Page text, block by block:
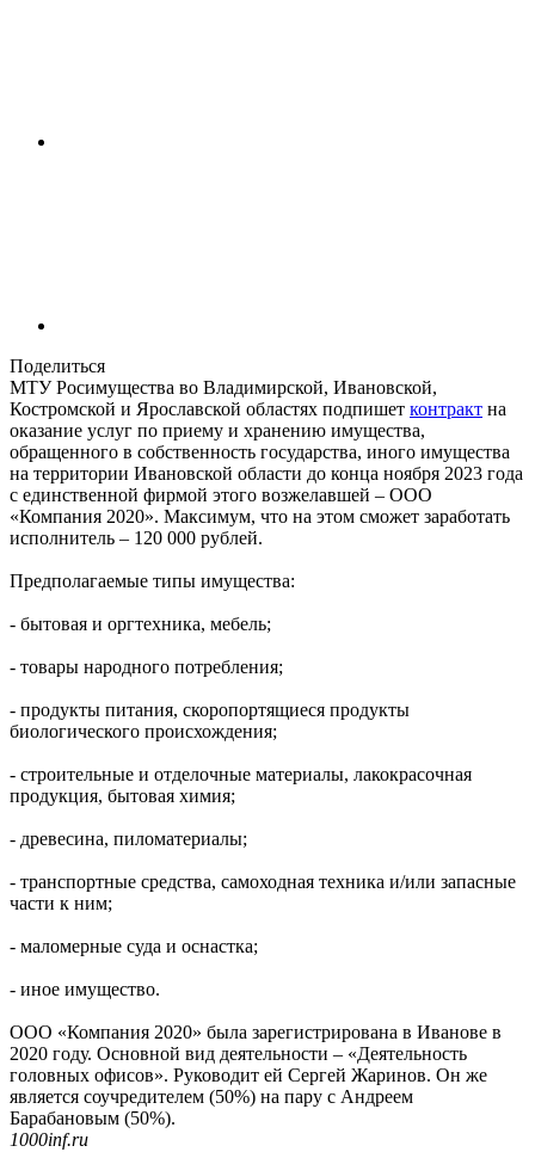
Поделиться
МТУ Росимущества во Владимирской, Ивановской,
Костромской и Ярославской областях подпишет контракт на
оказание услуг по приему и хранению имущества,
обращенного в собственность государства, иного имущества
на территории Ивановской области до конца ноября 2023 года
с единственной фирмой этого возжелавшей – ООО
«Компания 2020». Максимум, что на этом сможет заработать
исполнитель – 120 000 рублей.
Предполагаемые типы имущества:
- бытовая и оргтехника, мебель;
- товары народного потребления;
- продукты питания, скоропортящиеся продукты
биологического происхождения;
- строительные и отделочные материалы, лакокрасочная
продукция, бытовая химия;
- древесина, пиломатериалы;
- транспортные средства, самоходная техника и/или запасные
части к ним;
- маломерные суда и оснастка;
- иное имущество.
ООО «Компания 2020» была зарегистрирована в Иванове в
2020 году. Основной вид деятельности – «Деятельность
головных офисов». Руководит ей Сергей Жаринов. Он же
является соучредителем (50%) на пару с Андреем
Барабановым (50%).
1000inf.ru